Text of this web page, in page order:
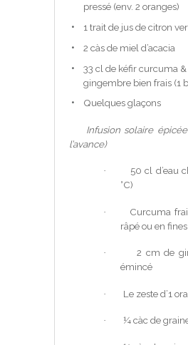
pressé (env. 2 oranges)
1 trait de jus de citron
2 càs de miel d’acacia
33 cl de kéfir curcuma &
gingembre bien frais (1
Quelques glaçons
Infusion solaire
l’avance)
·
50 cl d’eau
°C)
·
Curcuma
râpé ou en
·
2 cm de
émincé
· Le zeste d’1
· ¼ càc de